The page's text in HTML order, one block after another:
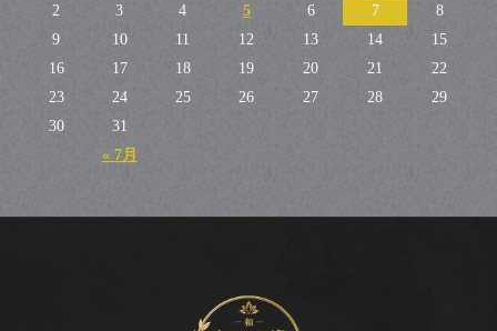
« 7月
2
3 4 5 6 7
8
9
10 11 12 13 14
15
16
17 18 19 20 21
22
23
24 25 26 27 28
29
30
31